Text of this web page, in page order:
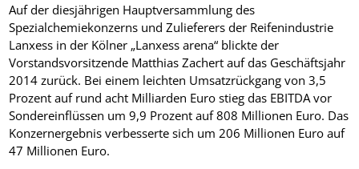
Auf der diesjährigen Hauptversammlung des
Spezialchemiekonzerns und Zulieferers der Reifenindustrie
Lanxess in der Kölner „Lanxess arena“ blickte der
Vorstandsvorsitzende Matthias Zachert auf das Geschäftsjahr
2014 zurück. Bei einem leichten Umsatzrückgang von 3,5
Prozent auf rund acht Milliarden Euro stieg das EBITDA vor
Sondereinflüssen um 9,9 Prozent auf 808 Millionen Euro. Das
Konzernergebnis verbesserte sich um 206 Millionen Euro auf
47 Millionen Euro.